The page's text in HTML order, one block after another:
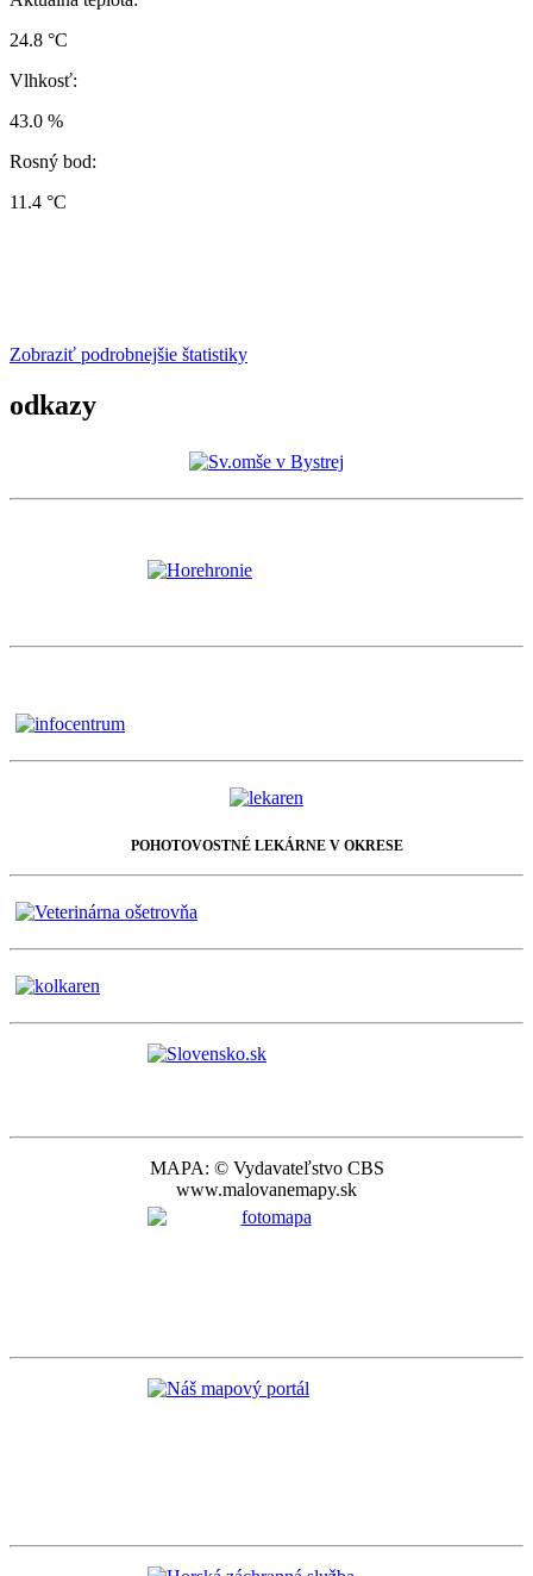
24.8 °C
Vlhkosť:
43.0 %
Rosný bod:
11.4 °C
Zobraziť podrobnejšie štatistiky
odkazy
POHOTOVOSTNÉ LEKÁRNE V OKRESE
MAPA: © Vydavateľstvo CBS
www.malovanemapy.sk